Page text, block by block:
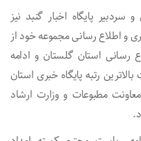
سردبیر پایگاه اخبار گنبد نیز
و اطلاع رسانی‌ مجموعه خود از
رسانی استان گلستان و ادامه
رتبه پایگاه خبری استان
رتبه بندی معاونت مطبوعات و وزارت ارشاد